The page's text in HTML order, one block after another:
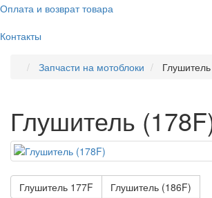
Оплата и возврат товара
Контакты
Запчасти на мотоблоки
Глушитель
Глушитель 177F
Глушитель (186F)